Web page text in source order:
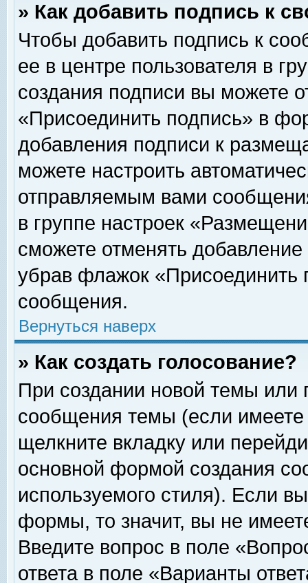
» Как добавить подпись к
Чтобы добавить подпись к
ее в центре пользователя в
создания подписи вы можете
«Присоединить подпись» в
добавления подписи к
можете настроить
отправляемым вами
в группе настроек
сможете отменять
убрав флажок «Присоединить
сообщения.
Вернуться наверх
» Как создать голосование?
При создании новой темы или
сообщения темы (если
щелкните вкладку или
основной формой создания
используемого стиля). Если
формы, то значит, вы не
Введите вопрос в поле
ответа в поле «Варианты